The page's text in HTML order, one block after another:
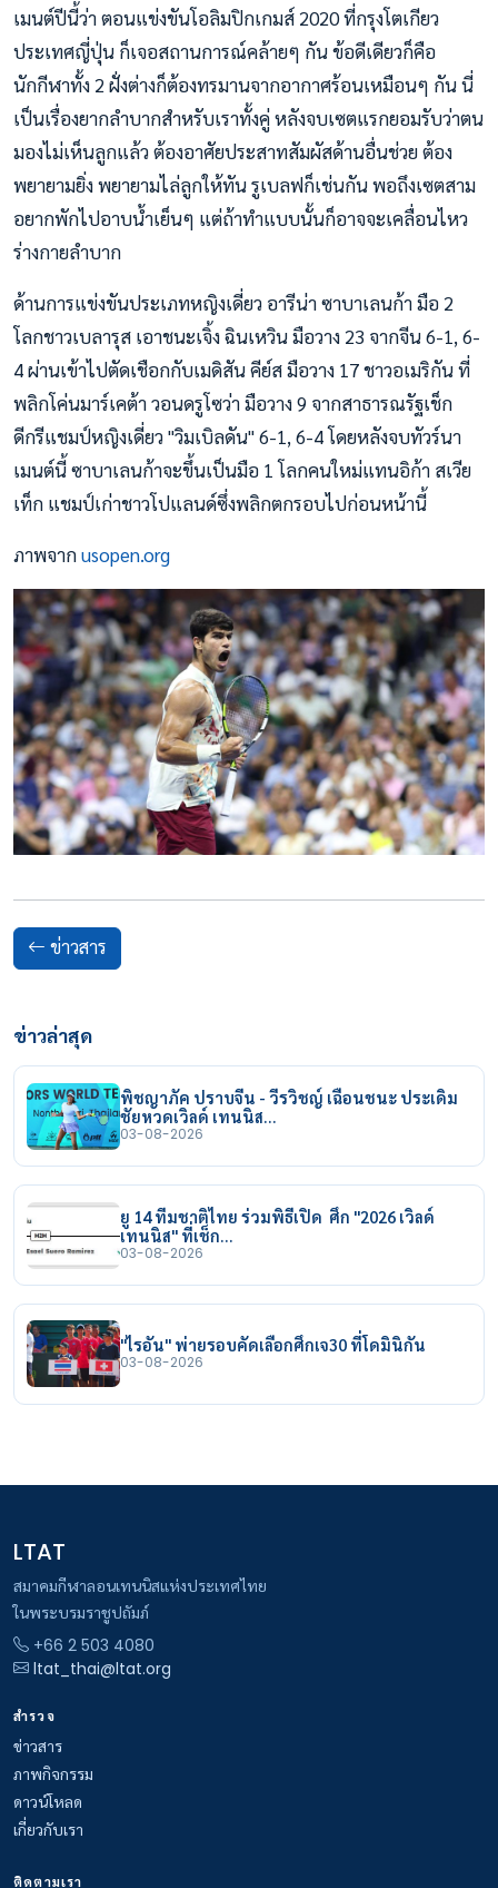
เมนต์ปีนี้ว่า ตอนแข่งขันโอลิมปิกเกมส์ 2020 ที่กรุงโตเกียว
ประเทศญี่ปุ่น ก็เจอสถานการณ์คล้ายๆ กัน ข้อดีเดียวก็คือ
นักกีฬาทั้ง 2 ฝั่งต่างก็ต้องทรมานจากอากาศร้อนเหมือนๆ กัน นี่
เป็นเรื่องยากลำบากสำหรับเราทั้งคู่ หลังจบเซตแรกยอมรับว่าตน
มองไม่เห็นลูกแล้ว ต้องอาศัยประสาทสัมผัสด้านอื่นช่วย ต้อง
พยายามยิ่ง พยายามไล่ลูกให้ทัน รูเบลฟก็เช่นกัน พอถึงเซตสาม
อยากพักไปอาบน้ำเย็นๆ แต่ถ้าทำแบบนั้นก็อาจจะเคลื่อนไหว
ร่างกายลำบาก
ด้านการแข่งขันประเภทหญิงเดี่ยว อารีน่า ซาบาเลนก้า มือ 2
โลกชาวเบลารุส เอาชนะเจิ้ง ฉินเหวิน มือวาง 23 จากจีน 6-1, 6-
4 ผ่านเข้าไปตัดเชือกกับเมดิสัน คีย์ส มือวาง 17 ชาวอเมริกัน ที่
พลิกโค่นมาร์เคต้า วอนดรูโซว่า มือวาง 9 จากสาธารณรัฐเช็ก
ดีกรีแชมป์หญิงเดี่ยว "วิมเบิลดัน" 6-1, 6-4 โดยหลังจบทัวร์นา
เมนต์นี้ ซาบาเลนก้าจะขึ้นเป็นมือ 1 โลกคนใหม่แทนอิก้า สเวีย
เท็ก แชมป์เก่าชาวโปแลนด์ซึ่งพลิกตกรอบไปก่อนหน้านี้
ภาพจากusopen.org
ข่าวสาร
ข่าวล่าสุด
พิชญาภัค ปราบจีน - วีรวิชญ์ เฉือนชนะ ประเดิม
ชัยหวดเวิลด์ เทนนิส…
03-08-2026
ยู 14 ทีมชาติไทย ร่วมพิธีเปิด ศึก "2026 เวิลด์
เทนนิส" ที่เช็ก…
03-08-2026
"ไรอัน" พ่ายรอบคัดเลือกศึกเจ30 ที่โดมินิกัน
03-08-2026
LTAT
สมาคมกีฬาลอนเทนนิสแห่งประเทศไทย
ในพระบรมราชูปถัมภ์
+66 2 503 4080
ltat_thai@ltat.org
สำรวจ
ข่าวสาร
ภาพกิจกรรม
ดาวน์โหลด
เกี่ยวกับเรา
ติดตามเรา